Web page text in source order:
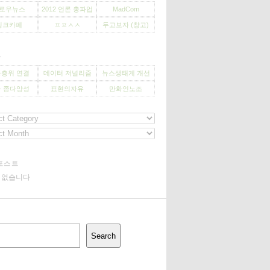
우뉴스 2012 언론 총파업 MadCom
크카페 ㅍㅍㅅㅅ 두고보자 (창고)
위 연결 데이터 저널리즘 뉴스생태계 개선
종다양성 표현의자유 만화인노조
스트
없습니다
Search